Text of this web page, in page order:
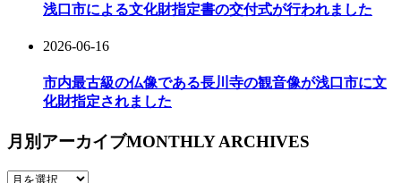
浅口市による文化財指定書の交付式が行われました
2026-06-16
市内最古級の仏像である長川寺の観音像が浅口市に文
化財指定されました
月別アーカイブMONTHLY ARCHIVES